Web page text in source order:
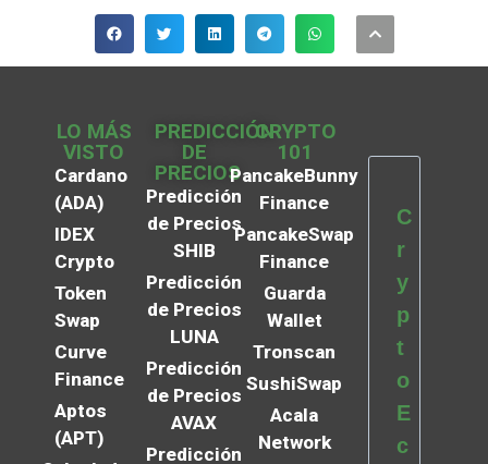
LO MÁS
VISTO
Cardano
(ADA)
IDEX
Crypto
Token
Swap
Curve
Finance
Aptos
(APT)
PREDICCIÓN
DE
PRECIOS
Predicción
de Precios
SHIB
Predicción
de Precios
LUNA
Predicción
de Precios
AVAX
Predicción
CRYPTO
101
PancakeBunny
Finance
PancakeSwap
Finance
Guarda
Wallet
Tronscan
SushiSwap
Acala
Network
C
r
y
p
t
o
E
c